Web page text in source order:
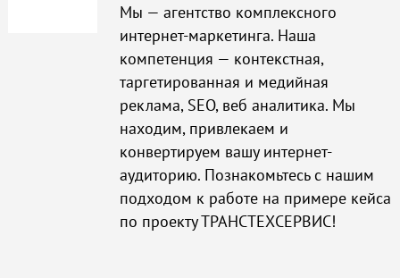
Мы — агентство комплексного
интернет-маркетинга. Наша
компетенция — контекстная,
таргетированная и медийная
реклама, SEO, веб аналитика. Мы
находим, привлекаем и
конвертируем вашу интернет-
аудиторию. Познакомьтесь с нашим
подходом к работе на примере кейса
по проекту ТРАНСТЕХСЕРВИС!